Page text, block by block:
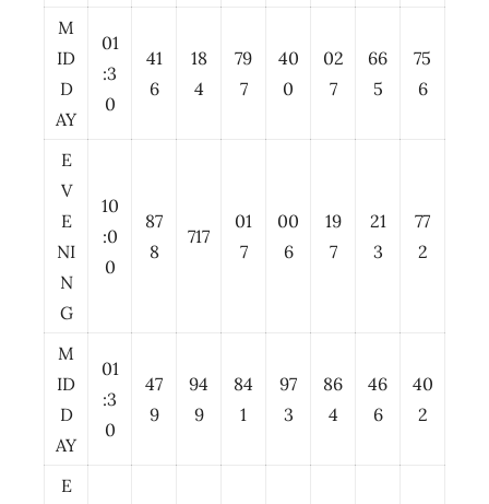
M
ID
D
AY
01
:3
0
41
6
18
4
79
7
40
0
02
7
66
5
75
6
E
V
E
NI
N
G
10
:0
0
87
8
717
01
7
00
6
19
7
21
3
77
2
M
ID
D
AY
01
:3
0
47
9
94
9
84
1
97
3
86
4
46
6
40
2
E